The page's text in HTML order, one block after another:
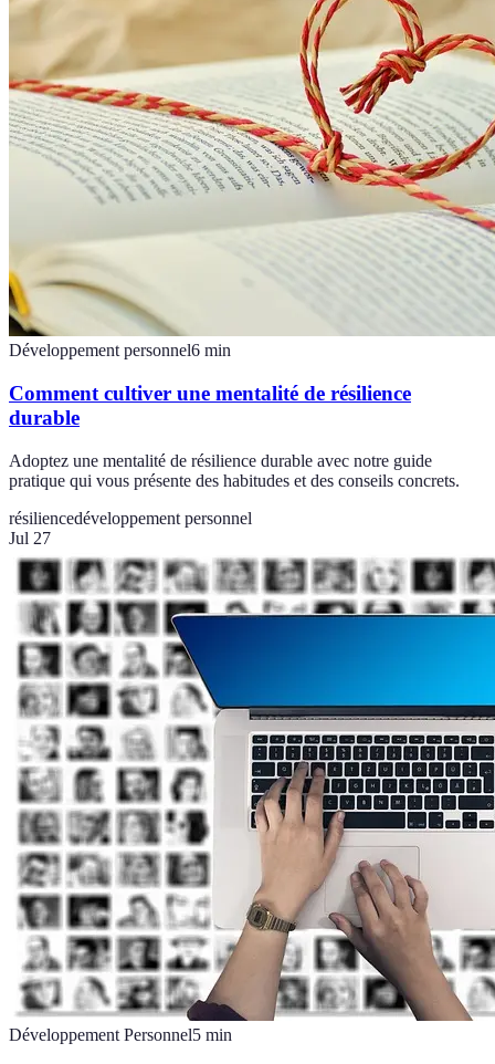
Développement personnel6 min
Comment cultiver une mentalité de résilience
durable
Adoptez une mentalité de résilience durable avec notre guide
pratique qui vous présente des habitudes et des conseils concrets.
résiliencedéveloppement personnel
Jul 27
Développement Personnel5 min